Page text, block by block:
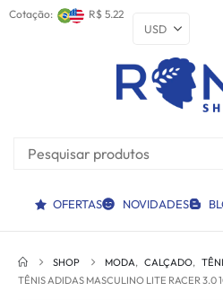
Cotação: R$ 5.22
OFERTAS NOVIDADES
SHOP MODA, CALÇADO,
TÊNIS ADIDAS MASCULINO LITE RACER 3.0